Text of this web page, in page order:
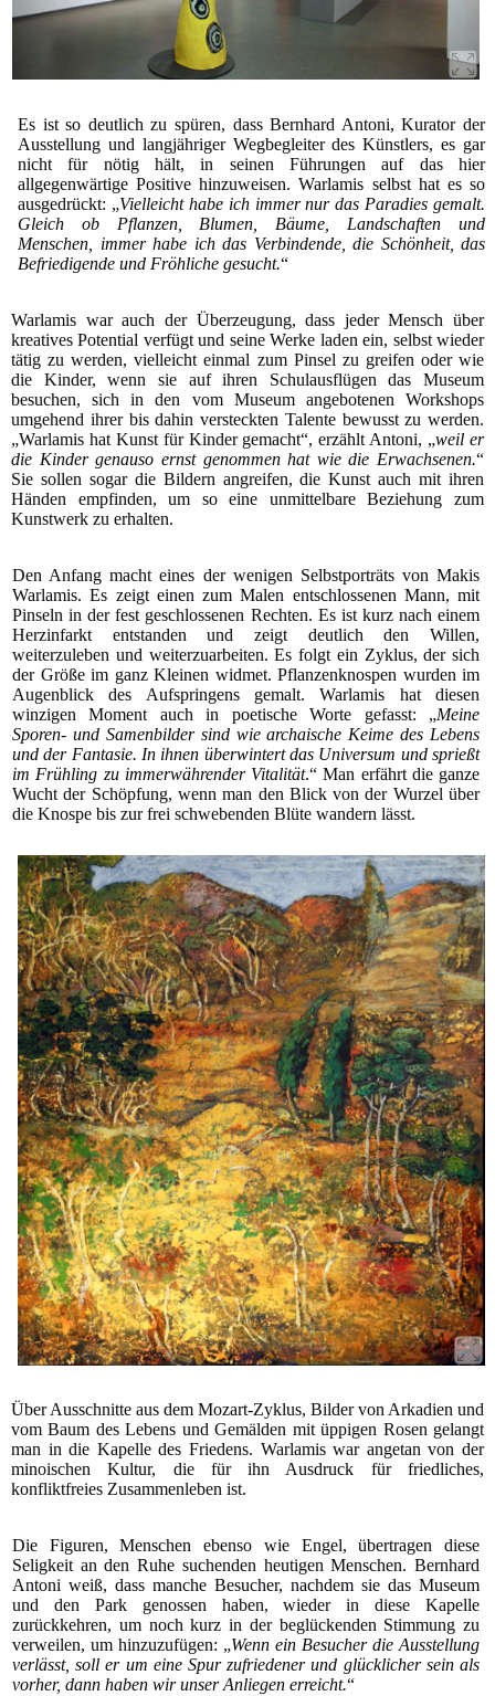
Es ist so deutlich zu spüren, dass Bernhard Antoni, Kurator der
Ausstellung und langjähriger Wegbegleiter des Künstlers, es gar
nicht für nötig hält, in seinen Führungen auf das hier
allgegenwärtige Positive hinzuweisen. Warlamis selbst hat es so
ausgedrückt: „Vielleicht habe ich immer nur das Paradies gemalt.
Gleich ob Pflanzen, Blumen, Bäume, Landschaften und
Menschen, immer habe ich das Verbindende, die Schönheit, das
Befriedigende und Fröhliche gesucht.“
Warlamis war auch der Überzeugung, dass jeder Mensch über
kreatives Potential verfügt und seine Werke laden ein, selbst wieder
tätig zu werden, vielleicht einmal zum Pinsel zu greifen oder wie
die Kinder, wenn sie auf ihren Schulausflügen das Museum
besuchen, sich in den vom Museum angebotenen Workshops
umgehend ihrer bis dahin versteckten Talente bewusst zu werden.
„Warlamis hat Kunst für Kinder gemacht“, erzählt Antoni, „weil er
die Kinder genauso ernst genommen hat wie die Erwachsenen.“
Sie sollen sogar die Bildern angreifen, die Kunst auch mit ihren
Händen empfinden, um so eine unmittelbare Beziehung zum
Kunstwerk zu erhalten.
Den Anfang macht eines der wenigen Selbstporträts von Makis
Warlamis. Es zeigt einen zum Malen entschlossenen Mann, mit
Pinseln in der fest geschlossenen Rechten. Es ist kurz nach einem
Herzinfarkt entstanden und zeigt deutlich den Willen,
weiterzuleben und weiterzuarbeiten. Es folgt ein Zyklus, der sich
der Größe im ganz Kleinen widmet. Pflanzenknospen wurden im
Augenblick des Aufspringens gemalt. Warlamis hat diesen
winzigen Moment auch in poetische Worte gefasst: „Meine
Sporen- und Samenbilder sind wie archaische Keime des Lebens
und der Fantasie. In ihnen überwintert das Universum und sprießt
im Frühling zu immerwährender Vitalität.“ Man erfährt die ganze
Wucht der Schöpfung, wenn man den Blick von der Wurzel über
die Knospe bis zur frei schwebenden Blüte wandern lässt.
Über Ausschnitte aus dem Mozart-Zyklus, Bilder von Arkadien und
vom Baum des Lebens und Gemälden mit üppigen Rosen gelangt
man in die Kapelle des Friedens. Warlamis war angetan von der
minoischen Kultur, die für ihn Ausdruck für friedliches,
konfliktfreies Zusammenleben ist.
Die Figuren, Menschen ebenso wie Engel, übertragen diese
Seligkeit an den Ruhe suchenden heutigen Menschen. Bernhard
Antoni weiß, dass manche Besucher, nachdem sie das Museum
und den Park genossen haben, wieder in diese Kapelle
zurückkehren, um noch kurz in der beglückenden Stimmung zu
verweilen, um hinzuzufügen: „Wenn ein Besucher die Ausstellung
verlässt, soll er um eine Spur zufriedener und glücklicher sein als
vorher, dann haben wir unser Anliegen erreicht.“